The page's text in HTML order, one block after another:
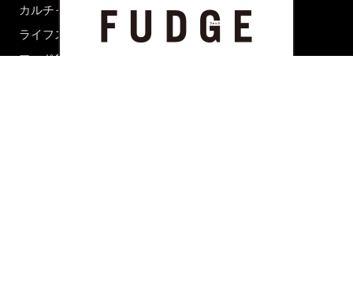
カルチャー
ライフスタイル
フード&ドリンク